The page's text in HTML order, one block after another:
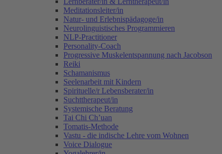
Meditationsleiter/in
Natur- und Erlebnispädagoge/in
Neurolinguistisches Programmieren
NLP-Practitioner
Personality-Coach
Progressive Muskelentspannung nach Jacobson
Reiki
Schamanismus
Seelenarbeit mit Kindern
Spirituelle/r Lebensberater/in
Suchttherapeut/in
Systemische Beratung
Tai Chi Ch’uan
Tomatis-Methode
Vastu - die indische Lehre vom Wohnen
Voice Dialogue